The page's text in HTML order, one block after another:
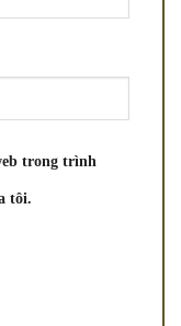
trong trình
tôi.